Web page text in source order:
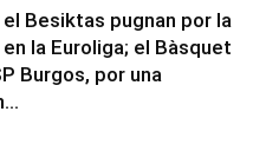
el Besiktas pugnan por la
la Euroliga; el Bàsquet
Burgos, por una